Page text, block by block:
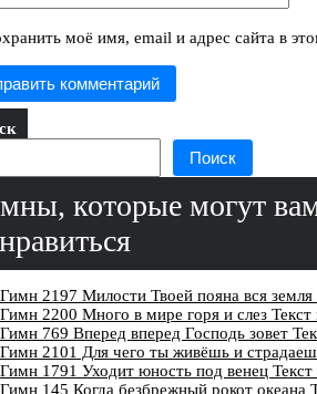
моё имя, email и адрес сайта в
Поиск
которые могут
Гимн 2197 Милости Твоей пояна вся земля
Гимн 2200 Много в мире горя и слез Текст
Гимн 769 Вперед вперед Господь зовет
Гимн 2101 Для чего ты живёшь и
Гимн 1791 Уходит юность под венец Текст
Гимн 145 Когда безбрежный рокот океана